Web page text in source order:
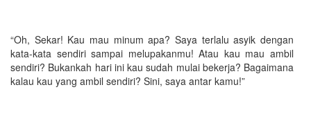
“Oh, Sekar! Kau mau minum apa? Saya terlalu asyik dengan
kata-kata sendiri sampai melupakanmu! Atau kau mau ambil
sendiri? Bukankah hari ini kau sudah mulai bekerja? Bagaimana
kalau kau yang ambil sendiri? Sini, saya antar kamu!”